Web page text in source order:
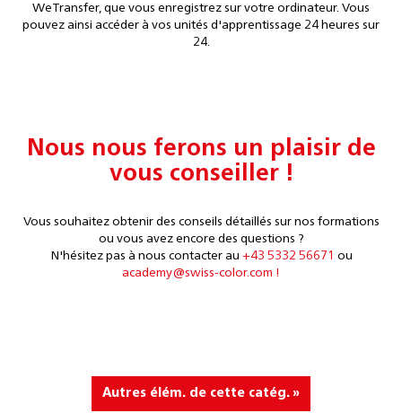
WeTransfer, que vous enregistrez sur votre ordinateur. Vous
pouvez ainsi accéder à vos unités d'apprentissage 24 heures sur
24.
Nous nous ferons un plaisir de
vous conseiller !
Vous souhaitez obtenir des conseils détaillés sur nos formations
ou vous avez encore des questions ?
N'hésitez pas à nous contacter au +43 5332 56671 ou
academy@swiss-color.com !
Autres élém. de cette catég. »